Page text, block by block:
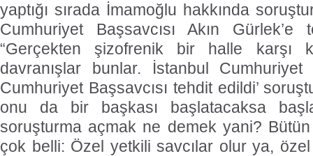
yaptığı sırada İmamoğlu hakkında
Cumhuriyet Başsavcısı Akın
“Gerçekten şizofrenik bir halle karşı
davranışlar bunlar. İstanbul Cumhuriyet
Cumhuriyet Başsavcısı tehdit edildi’
onu da bir başkası başlatacaksa
soruşturma açmak ne demek yani?
çok belli: Özel yetkili savcılar olur ya,